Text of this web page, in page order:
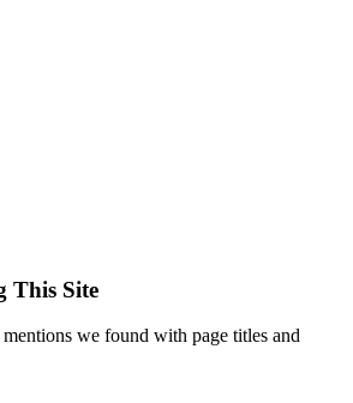
This Site
mentions we found with page titles and